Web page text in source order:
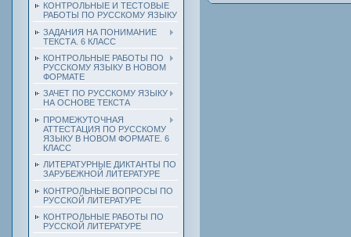
КОНТРОЛЬНЫЕ И ТЕСТОВЫЕ
РАБОТЫ ПО РУССКОМУ ЯЗЫКУ
ЗАДАНИЯ НА ПОНИМАНИЕ
ТЕКСТА. 6 КЛАСС
КОНТРОЛЬНЫЕ РАБОТЫ ПО
РУССКОМУ ЯЗЫКУ В НОВОМ
ФОРМАТЕ
ЗАЧЕТ ПО РУССКОМУ ЯЗЫКУ
НА ОСНОВЕ ТЕКСТА
ПРОМЕЖУТОЧНАЯ
АТТЕСТАЦИЯ ПО РУССКОМУ
ЯЗЫКУ В НОВОМ ФОРМАТЕ. 6
КЛАСС
ЛИТЕРАТУРНЫЕ ДИКТАНТЫ ПО
ЗАРУБЕЖНОЙ ЛИТЕРАТУРЕ
КОНТРОЛЬНЫЕ ВОПРОСЫ ПО
РУССКОЙ ЛИТЕРАТУРЕ
КОНТРОЛЬНЫЕ РАБОТЫ ПО
РУССКОЙ ЛИТЕРАТУРЕ